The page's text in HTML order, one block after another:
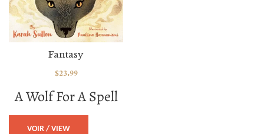
A Wolf For A Spell
Fantasy
$23.99
VOIR / VIEW